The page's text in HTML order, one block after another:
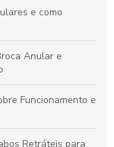
e como
Anular e
Funcionamento e
Retráteis para